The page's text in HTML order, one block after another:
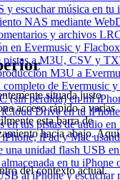
escuchar música en tu
NAS mediante
y archivos
en Evermusic y
pistas a M3U, CSV y
M3U a
de Evermusic
(sin pérdida) en mi
Drive en tu
en tus pistas de audio
iPad y Mac
una unidad flash USB
en tu iPhone
al iPhone y escuchar
situada justo
acceso rápido a varias
esta barra de
hacia abajo. Aquí
del contexto actual.